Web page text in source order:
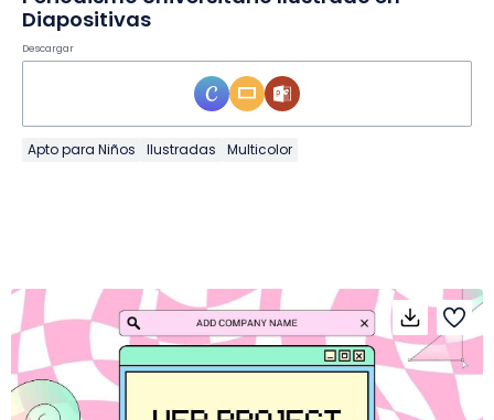
Diapositivas
Descargar
Apto para Niños Ilustradas Multicolor